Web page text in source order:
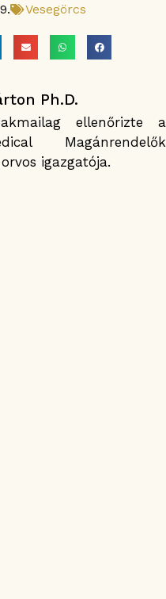
Vesegörcs
Ph.D.
ellenőrizte a
Magánrendelők
igazgatója.